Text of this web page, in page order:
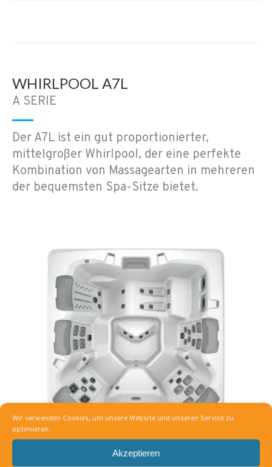
Wir verwenden Cookies, um unsere Website und unseren Service zu
optimieren.
Akzeptieren
WHIRLPOOL A7L
A SERIE
Der A7L ist ein gut proportionierter,
mittelgroßer Whirlpool, der eine perfekte
Kombination von Massagearten in mehreren
der bequemsten Spa-Sitze bietet.